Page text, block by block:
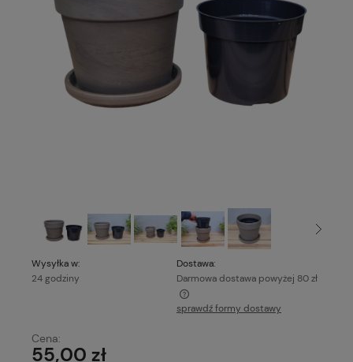
Wysyłka w:
24 godziny
Dostawa:
Darmowa dostawa powyżej 80 zł
Każde zamówienie o wartości powyżej 80 zł wysyłamy
sprawdź formy dostawy
Cena:
55,00 zł